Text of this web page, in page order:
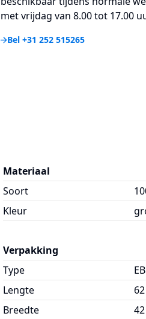
met vrijdag van 8.00 tot 17.00
Bel +31 252 515265
Materiaal
Soort
Kleur
Verpakking
Type
Lengte
Breedte